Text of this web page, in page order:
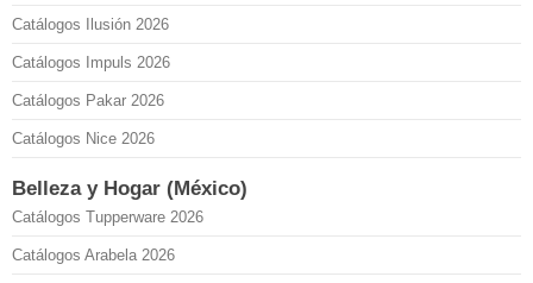
Catálogos Ilusión 2026
Catálogos Impuls 2026
Catálogos Pakar 2026
Catálogos Nice 2026
Belleza y Hogar (México)
Catálogos Tupperware 2026
Catálogos Arabela 2026